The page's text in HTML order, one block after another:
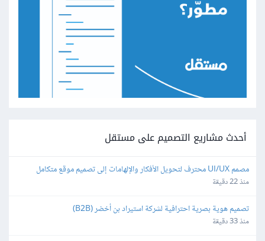
أحدث مشاريع التصميم على مستقل
مصمم UI/UX محترف لتحويل الأفكار والإلهامات إلى تصميم موقع متكامل
منذ 22 دقيقة
تصميم هوية بصرية احترافية لشركة استيراد بن أخضر (B2B)
منذ 33 دقيقة